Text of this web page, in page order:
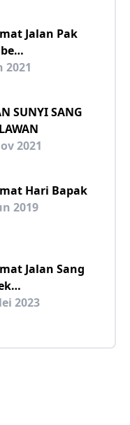
Jalan Pak
2021
SUNYI SANG
2021
Hari Bapak
2019
Jalan Sang
2023